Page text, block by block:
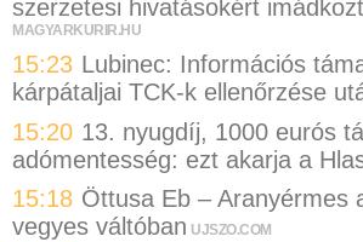
szerzetesi hivatásokért
MAGYARKURIR.HU
15:23 Lubinec: Információs
kárpátaljai TCK-k ellenőrzése
15:20 13. nyugdíj, 1000 eurós
adómentesség: ezt akarja a
15:18 Öttusa Eb – Aranyérmes
vegyes váltóban UJSZO.COM